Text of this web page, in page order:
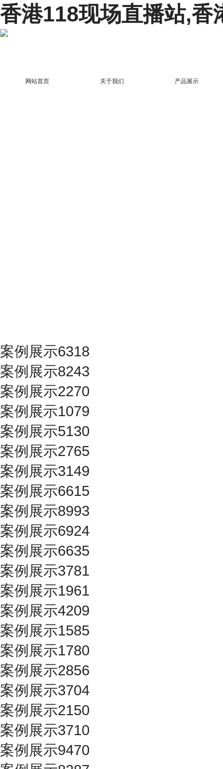
香港118现场直播站,香
网站首页 关于我们 产品展示
案例展示6318
案例展示8243
案例展示2270
案例展示1079
案例展示5130
案例展示2765
案例展示3149
案例展示6615
案例展示8993
案例展示6924
案例展示6635
案例展示3781
案例展示1961
案例展示4209
案例展示1585
案例展示1780
案例展示2856
案例展示3704
案例展示2150
案例展示3710
案例展示9470